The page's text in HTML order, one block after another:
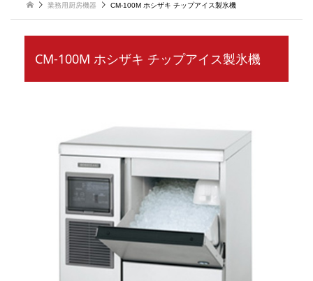
業務用厨房機器 CM-100M ホシザキ チップアイス製氷機
CM-100M ホシザキ チップアイス製氷機